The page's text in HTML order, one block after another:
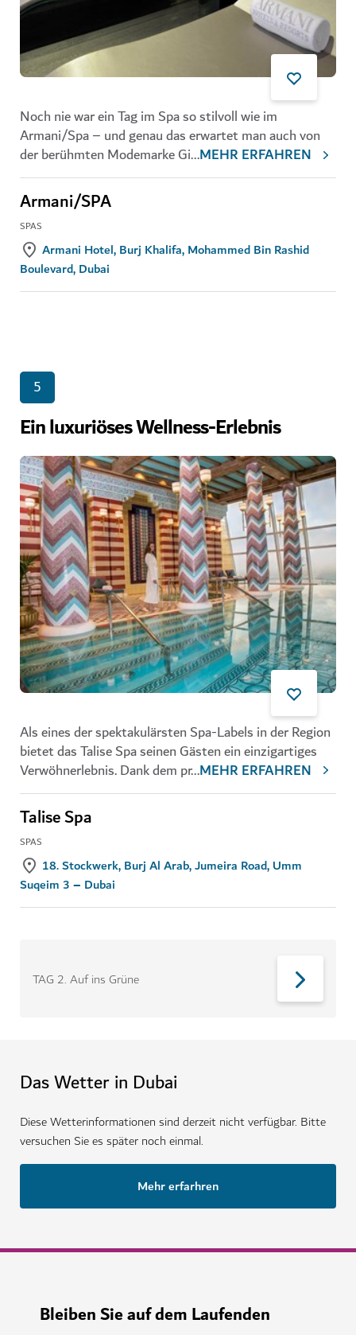
Noch nie war ein Tag im Spa so stilvoll wie im
Armani/Spa – und genau das erwartet man auch von
der berühmten Modemarke Gi...MEHR ERFAHREN
Armani/SPA
SPAS
Armani Hotel, Burj Khalifa, Mohammed Bin Rashid
Boulevard, Dubai
5
Ein luxuriöses Wellness-Erlebnis
Als eines der spektakulärsten Spa-Labels in der Region
bietet das Talise Spa seinen Gästen ein einzigartiges
Verwöhnerlebnis. Dank dem pr...MEHR ERFAHREN
Talise Spa
SPAS
18. Stockwerk, Burj Al Arab, Jumeira Road, Umm
Suqeim 3 – Dubai
TAG 2. Auf ins Grüne
Das Wetter in Dubai
Diese Wetterinformationen sind derzeit nicht verfügbar. Bitte
versuchen Sie es später noch einmal.
Mehr erfarhren
Bleiben Sie auf dem Laufenden